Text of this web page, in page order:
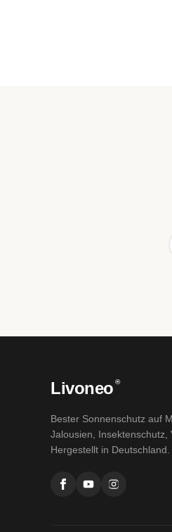
Livoneo ®
Bester Sonnenschutz auf
Jalousien, Insektenschutz,
Hergestellt in Deutschland.